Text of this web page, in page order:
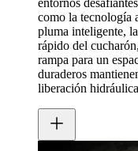
entornos
como la tecnología
pluma inteligente,
rápido del
rampa para un
duraderos
liberación